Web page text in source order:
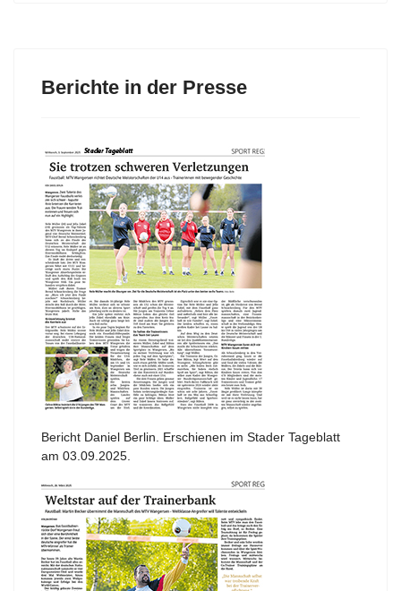
Berichte in der Presse
Bericht Daniel Berlin. Erschienen im Stader Tageblatt
am 03.09.2025.